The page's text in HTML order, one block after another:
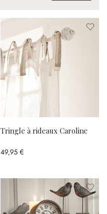
Tringle à rideaux Caroline
49,95 €